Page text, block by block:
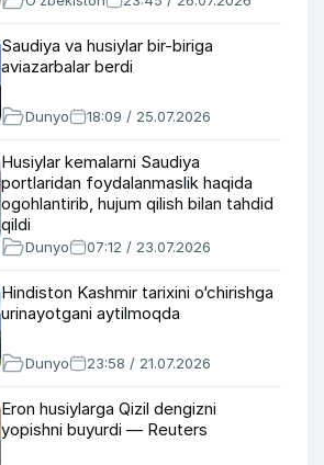
Saudiya va husiylar bir-biriga
aviazarbalar berdi
Dunyo 18:09 / 25.07.2026
Husiylar kemalarni Saudiya
portlaridan foydalanmaslik haqida
ogohlantirib, hujum qilish bilan tahdid
qildi
Dunyo 07:12 / 23.07.2026
Hindiston Kashmir tarixini o‘chirishga
urinayotgani aytilmoqda
Dunyo 23:58 / 21.07.2026
Eron husiylarga Qizil dengizni
yopishni buyurdi — Reuters